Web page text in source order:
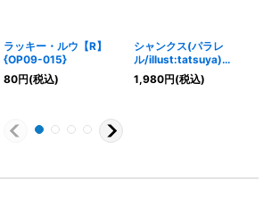
ラッキー・ルウ【R】
{OP09-015}
80円(税込)
シャンクス(パラレ
ル/illust:tatsuya)
【R/P】{OP12-008}
1,980円(税込)